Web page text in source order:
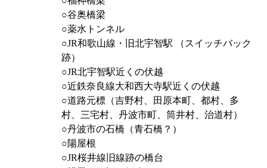
○谷奥橋梁
○薬水トンネル
○JR和歌山線・旧北宇智駅 （スイッチバック
跡）
○JR北宇智駅近くの伏越
○近鉄奈良線大和西大寺駅近くの伏越
○道路元標（吉野村、田原本町、都村、多
村、三宅村、丹波市町、筒井村、治道村）
○丹波市の石橋（青石橋？）
○陽屋根
○JR桜井線旧線跡の橋台